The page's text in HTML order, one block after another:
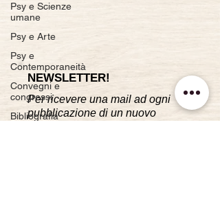
Psy e Scienze
umane
Psy e Arte
Psy e
Contemporaneità
Convegni e
congressi
Bibliografia
NEWSLETTER!
Per ricevere una mail ad ogni
pubblicazione di un nuovo